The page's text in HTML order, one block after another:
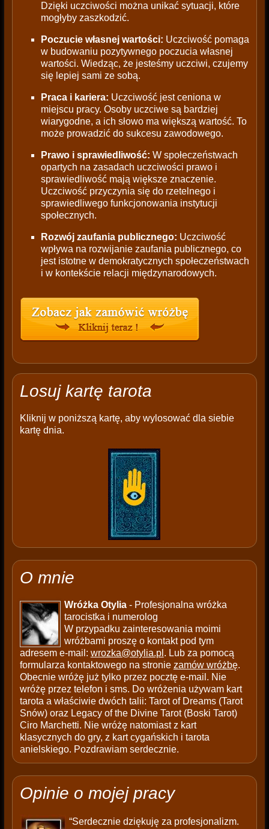
Dzięki uczciwości można unikać sytuacji, które
mogłyby zaszkodzić.
Poczucie własnej wartości: Uczciwość pomaga
w budowaniu pozytywnego poczucia własnej
wartości. Wiedząc, że jesteśmy uczciwi, czujemy
się lepiej sami ze sobą.
Praca i kariera: Uczciwość jest ceniona w
miejscu pracy. Osoby uczciwe są bardziej
wiarygodne, a ich słowo ma większą wartość. To
może prowadzić do sukcesu zawodowego.
Prawo i sprawiedliwość: W społeczeństwach
opartych na zasadach uczciwości prawo i
sprawiedliwość mają większe znaczenie.
Uczciwość przyczynia się do rzetelnego i
sprawiedliwego funkcjonowania instytucji
społecznych.
Rozwój zaufania publicznego: Uczciwość
wpływa na rozwijanie zaufania publicznego, co
jest istotne w demokratycznych społeczeństwach
i w kontekście relacji międzynarodowych.
Losuj kartę tarota
Kliknij w poniższą kartę, aby wylosować dla siebie
kartę dnia.
O mnie
Wróżka Otylia- Profesjonalna wróżka
tarocistka i numerolog
W przypadku zainteresowania moimi
wróżbami proszę o kontakt pod tym
adresem e-mail: wrozka@otylia.pl . Lub za pomocą
formularza kontaktowego na stronie zamów wróżbę.
Obecnie wróżę już tylko przez pocztę e-mail. Nie
wróżę przez telefon i sms. Do wróżenia używam kart
tarota a właściwie dwóch talii: Tarot of Dreams (Tarot
Snów) oraz Legacy of the Divine Tarot (Boski Tarot)
Ciro Marchetti. Nie wróżę natomiast z kart
klasycznych do gry, z kart cygańskich i tarota
anielskiego. Pozdrawiam serdecznie.
Opinie o mojej pracy
“Serdecznie dziękuję za profesjonalizm.